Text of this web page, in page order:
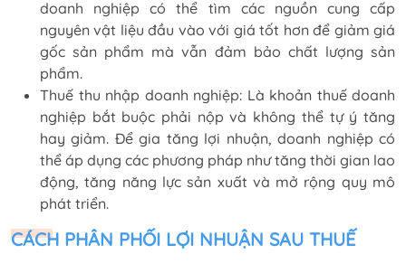
doanh nghiệp có thể tìm các nguồn cung cấp
nguyên vật liệu đầu vào với giá tốt hơn để giảm giá
gốc sản phẩm mà vẫn đảm bảo chất lượng sản
phẩm.
Thuế thu nhập doanh nghiệp: Là khoản thuế doanh
nghiệp bắt buộc phải nộp và không thể tự ý tăng
hay giảm. Để gia tăng lợi nhuận, doanh nghiệp có
thể áp dụng các phương pháp như tăng thời gian lao
động, tăng năng lực sản xuất và mở rộng quy mô
phát triển.
CÁCH PHÂN PHỐI LỢI NHUẬN SAU THUẾ